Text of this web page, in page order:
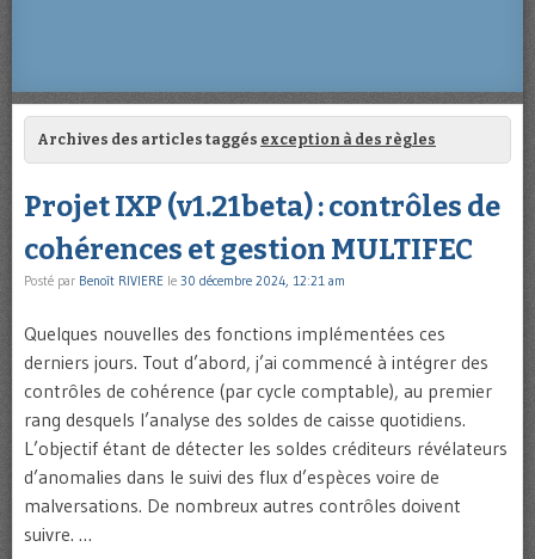
Archives des articles taggés exception à des règles
Projet IXP (v1.21beta) : contrôles de
cohérences et gestion MULTIFEC
Posté par Benoît RIVIERE le 30 décembre 2024, 12:21 am
Quelques nouvelles des fonctions implémentées ces
derniers jours. Tout d’abord, j’ai commencé à intégrer des
contrôles de cohérence (par cycle comptable), au premier
rang desquels l’analyse des soldes de caisse quotidiens.
L’objectif étant de détecter les soldes créditeurs révélateurs
d’anomalies dans le suivi des flux d’espèces voire de
malversations. De nombreux autres contrôles doivent
suivre. …